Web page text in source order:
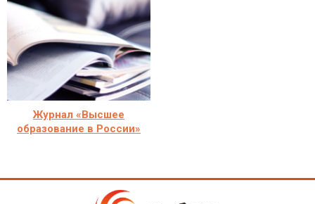
Журнал «Высшее
образование в России»